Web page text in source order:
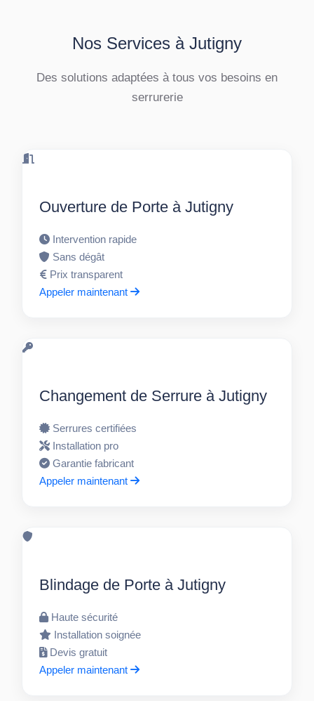
Nos Services à Jutigny
Des solutions adaptées à tous vos besoins en
serrurerie
Ouverture de Porte à Jutigny
Intervention rapide
Sans dégât
Prix transparent
Appeler maintenant
Changement de Serrure à Jutigny
Serrures certifiées
Installation pro
Garantie fabricant
Appeler maintenant
Blindage de Porte à Jutigny
Haute sécurité
Installation soignée
Devis gratuit
Appeler maintenant